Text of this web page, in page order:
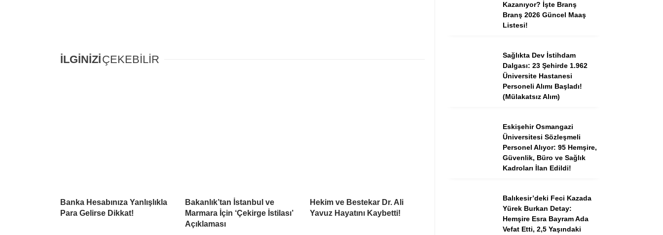
WhatsApp İhbar
Instagram
İLGİNİZİÇEKEBİLİR
Banka Hesabınıza Yanlışlıkla
Para Gelirse Dikkat!
Bakanlık’tan İstanbul ve
Marmara İçin ‘Çekirge İstilası’
Açıklaması
Hekim ve Bestekar Dr. Ali
Yavuz Hayatını Kaybetti!
Kazanıyor? İşte Branş
Branş 2026 Güncel Maaş
Listesi!
Sağlıkta Dev İstihdam
Dalgası: 23 Şehirde 1.962
Üniversite Hastanesi
Personeli Alımı Başladı!
(Mülakatsız Alım)
Eskişehir Osmangazi
Üniversitesi Sözleşmeli
Personel Alıyor: 95 Hemşire,
Güvenlik, Büro ve Sağlık
Kadroları İlan Edildi!
Balıkesir’deki Feci Kazada
Yürek Burkan Detay:
Hemşire Esra Bayram Ada
Vefat Etti, 2,5 Yaşındaki